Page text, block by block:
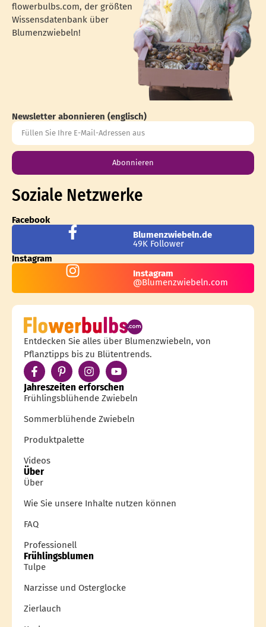
flowerbulbs.com, der größten
Wissensdatenbank über
Blumenzwiebeln!
Newsletter abonnieren (englisch)
Abonnieren
Soziale Netzwerke
Facebook
Blumenzwiebeln.de
49K Follower
Instagram
Instagram
@Blumenzwiebeln.com
Entdecken Sie alles über Blumenzwiebeln, von
Pflanztipps bis zu Blütentrends.
Jahreszeiten erforschen
Frühlingsblühende Zwiebeln
Sommerblühende Zwiebeln
Produktpalette
Videos
Über
Über
Wie Sie unsere Inhalte nutzen können
FAQ
Professionell
Frühlingsblumen
Tulpe
Narzisse und Osterglocke
Zierlauch